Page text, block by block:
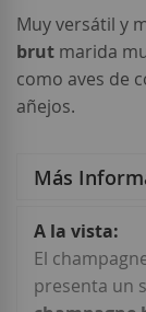
Muy versátil y
brut marida
como aves de
añejos.
Más
Más
Información
El
presenta un